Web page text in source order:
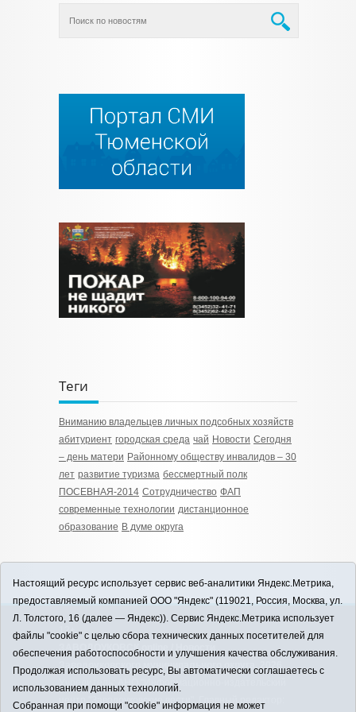
Теги
Вниманию владельцев личных подсобных хозяйств
абитуриент городская среда чай Новости Сегодня
– день матери Районному обществу инвалидов – 30
лет развитие туризма бессмертный полк
ПОСЕВНАЯ-2014 Сотрудничество ФАП
современные технологии дистанционное
образование В думе округа
12+
ЗАВОДОУКОВСК online / Новости
Заводоуковского муниципального округа, 2026
Учредитель: АНО "Информационно-издательский
центр "Заводоуковские вести". Главный редактор:
Настоящий ресурс использует сервис веб-аналитики Яндекс.Метрика,
предоставляемый компанией ООО "Яндекс" (119021, Россия, Москва, ул.
Л. Толстого, 16 (далее — Яндекс)). Сервис Яндекс.Метрика использует
файлы "cookie" с целью сбора технических данных посетителей для
обеспечения работоспособности и улучшения качества обслуживания.
Продолжая использовать ресурс, Вы автоматически соглашаетесь с
использованием данных технологий.
Собранная при помощи "cookie" информация не может